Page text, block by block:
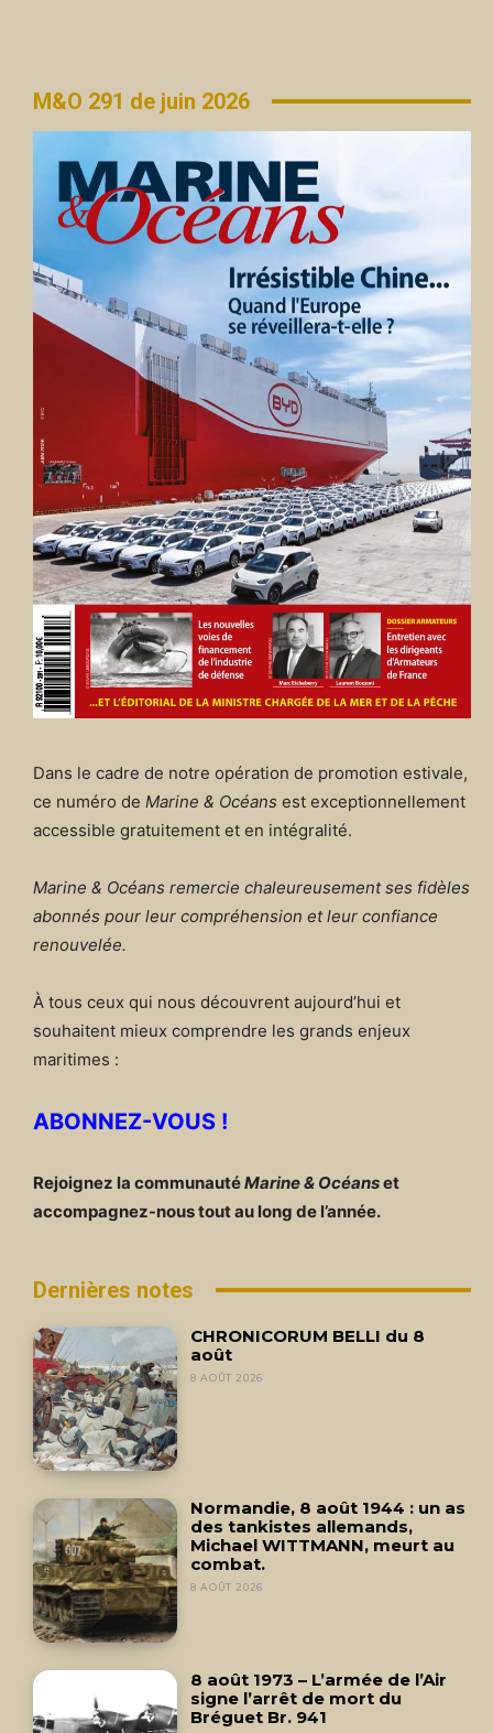
M&O 291 de juin 2026
Dans le cadre de notre opération de promotion estivale,
ce numéro de Marine & Océans est exceptionnellement
accessible gratuitement et en intégralité.
Marine & Océans remercie chaleureusement ses fidèles
abonnés pour leur compréhension et leur confiance
renouvelée.
À tous ceux qui nous découvrent aujourd’hui et
souhaitent mieux comprendre les grands enjeux
maritimes :
ABONNEZ-VOUS !
Rejoignez la communautéMarine & Océanset
accompagnez-nous tout au long de l’année.
Dernières notes
CHRONICORUM BELLI du 8
août
8 AOÛT 2026
Normandie, 8 août 1944 : un as
des tankistes allemands,
Michael WITTMANN, meurt au
combat.
8 AOÛT 2026
8 août 1973 – L’armée de l’Air
signe l’arrêt de mort du
Bréguet Br. 941